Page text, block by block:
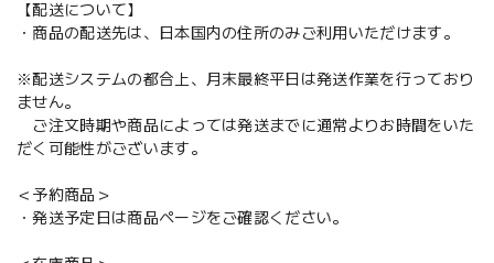
【配送について】
・商品の配送先は、日本国内の住所のみご利用いただけます。
※配送システムの都合上、月末最終平日は発送作業を行っており
ません。
ご注文時期や商品によっては発送までに通常よりお時間をいた
だく可能性がございます。
＜予約商品＞
・発送予定日は商品ページをご確認ください。